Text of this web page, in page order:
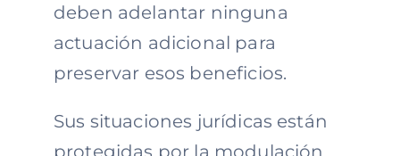
deben adelantar ninguna
actuación adicional para
preservar esos beneficios.
Sus situaciones jurídicas están
protegidas por la modulación